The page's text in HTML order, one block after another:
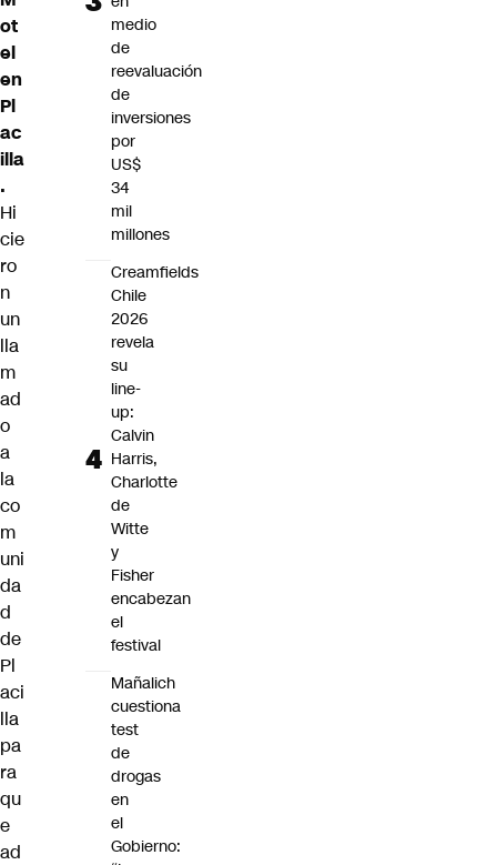
ot
el
en
Pl
ac
illa
.
Hi
cie
ro
n
un
lla
m
ad
o
a
la
co
m
uni
da
d
de
Pl
aci
lla
pa
ra
qu
e
ad
medio
de
reevaluación
de
inversiones
por
US$
34
mil
millones
Creamfields
Chile
2026
revela
su
line-
up:
Calvin
Harris,
Charlotte
de
Witte
y
Fisher
encabezan
el
festival
Mañalich
cuestiona
test
de
drogas
en
el
Gobierno: